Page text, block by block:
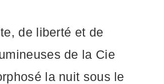
de liberté et de
de la Cie
la nuit sous le